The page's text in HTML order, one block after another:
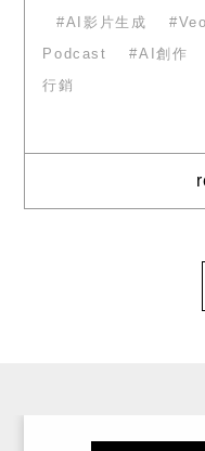
的傑作。 其
AI影片生成
Podcast
AI創作
行銷